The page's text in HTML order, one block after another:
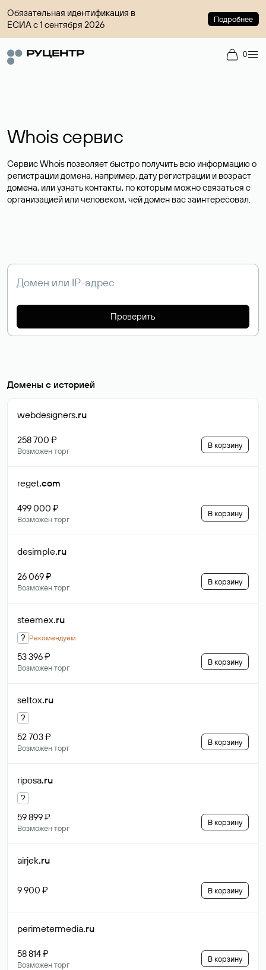
Обязательная идентификация в
ЕСИА с 1 сентября 2026
Подробнее
0
Whois сервис
Сервис Whois позволяет быстро получить всю информацию о
регистрации домена, например, дату регистрации и возраст
домена, или узнать контакты, по которым можно связаться с
организацией или человеком, чей домен вас заинтересовал.
Проверить
Домены с историей
webdesigners.ru
258 700 ₽
Возможен торг
В корзину
reget.com
499 000 ₽
Возможен торг
В корзину
desimple.ru
26 069 ₽
Возможен торг
В корзину
steemex.ru
? Рекомендуем
53 396 ₽
Возможен торг
В корзину
seltox.ru
?
52 703 ₽
Возможен торг
В корзину
riposa.ru
?
59 899 ₽
Возможен торг
В корзину
airjek.ru
9 900 ₽ В корзину
perimetermedia.ru
58 814 ₽
Возможен торг
В корзину